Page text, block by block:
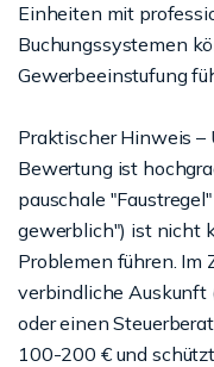
Einheiten mit
Buchungssystemen
Gewerbeeinstufung
Praktischer Hinweis –
Bewertung ist
pauschale
gewerblich") ist nicht
Problemen führen. Im
verbindliche Auskunft
oder einen
100-200 € und